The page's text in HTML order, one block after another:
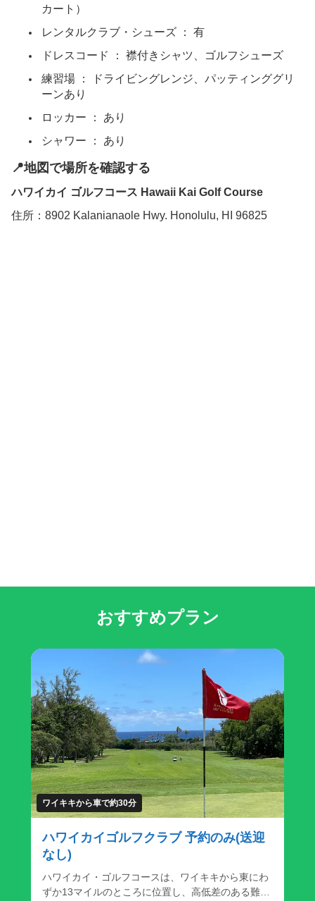
カート）
レンタルクラブ・シューズ ： 有
ドレスコード ： 襟付きシャツ、ゴルフシューズ
練習場 ： ドライビングレンジ、パッティンググリ
ーンあり
ロッカー ： あり
シャワー ： あり
📍地図で場所を確認する
ハワイカイ ゴルフコース Hawaii Kai Golf Course
住所：8902 Kalanianaole Hwy. Honolulu, HI 96825
おすすめプラン
ワイキキから車で約30分
ハワイカイゴルフクラブ 予約のみ(送迎
なし)
ハワイカイ・ゴルフコースは、ワイキキから東にわ
ずか13マイルのところに位置し、高低差のある難し